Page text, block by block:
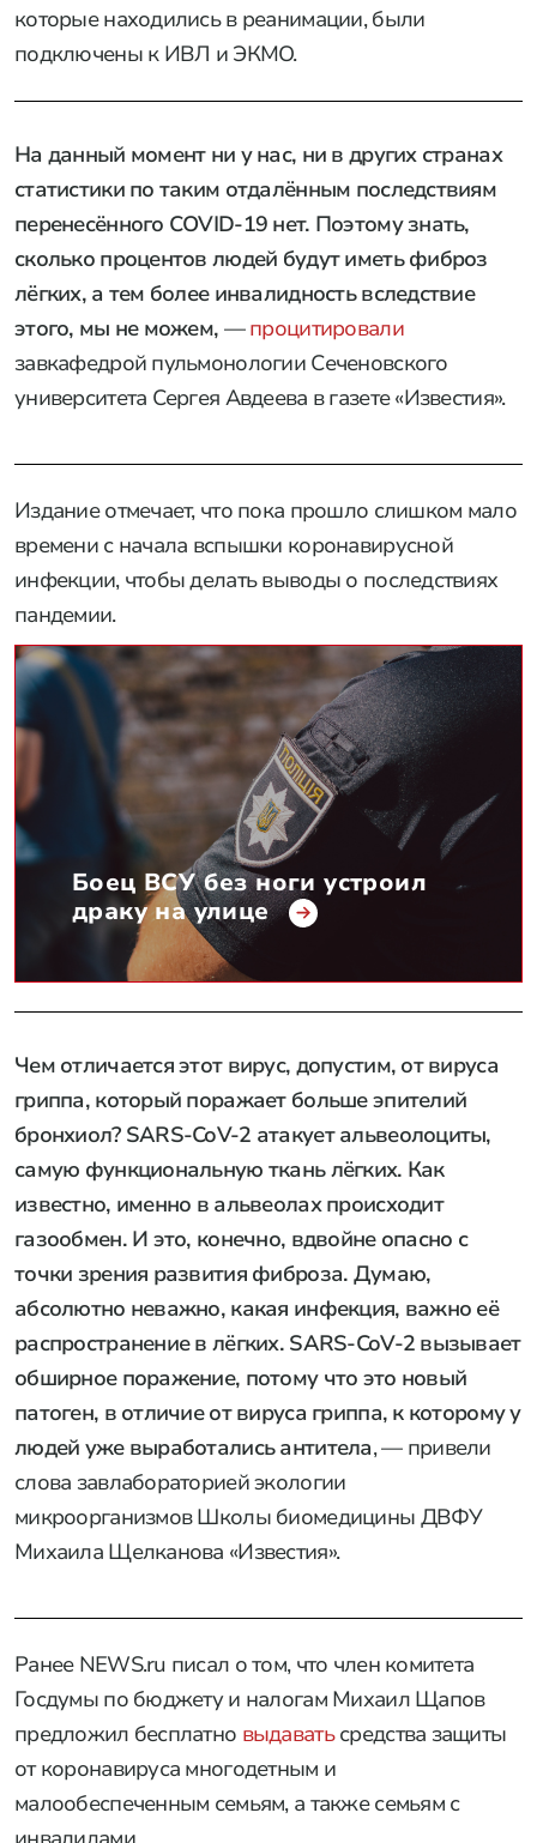
которые находились в реанимации, были
подключены к ИВЛ и ЭКМО.
На данный момент ни у нас, ни в других странах
статистики по таким отдалённым последствиям
перенесённого COVID-19 нет. Поэтому знать,
сколько процентов людей будут иметь фиброз
лёгких, а тем более инвалидность вследствие
этого, мы не можем, —процитировали
завкафедрой пульмонологии Сеченовского
университета Сергея Авдеева в газете «Известия».
Издание отмечает, что пока прошло слишком мало
времени с начала вспышки коронавирусной
инфекции, чтобы делать выводы о последствиях
пандемии.
Боец ВСУ без ноги устроил
драку на улице
Чем отличается этот вирус, допустим, от вируса
гриппа, который поражает больше эпителий
бронхиол? SARS-CoV-2 атакует альвеолоциты,
самую функциональную ткань лёгких. Как
известно, именно в альвеолах происходит
газообмен. И это, конечно, вдвойне опасно с
точки зрения развития фиброза. Думаю,
абсолютно неважно, какая инфекция, важно её
распространение в лёгких. SARS-CoV-2 вызывает
обширное поражение, потому что это новый
патоген, в отличие от вируса гриппа, к которому у
людей уже выработались антитела, — привели
слова завлабораторией экологии
микроорганизмов Школы биомедицины ДВФУ
Михаила Щелканова «Известия».
Ранее NEWS.ru писал о том, что член комитета
Госдумы по бюджету и налогам Михаил Щапов
предложил бесплатно выдаватьсредства защиты
от коронавируса многодетным и
малообеспеченным семьям, а также семьям с